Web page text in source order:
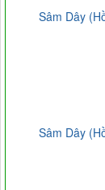
Sâm Dây
Sâm Dây